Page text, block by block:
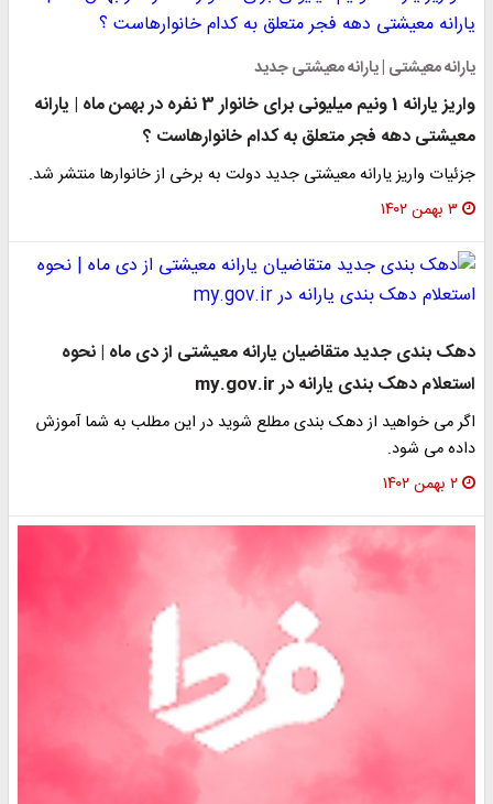
یارانه معیشتی | یارانه معیشتی جدید
واریز یارانه 1 ونیم میلیونی برای خانوار 3 نفره در بهمن ماه | یارانه
معیشتی دهه فجر متعلق به کدام خانوارهاست ؟
جزئیات واریز یارانه معیشتی جدید دولت به برخی از خانوارها منتشر شد.
۳ بهمن ۱۴۰۲
دهک بندی جدید متقاضیان یارانه معیشتی از دی ماه | نحوه
استعلام دهک بندی یارانه در my.gov.ir
اگر می خواهید از دهک بندی مطلع شوید در این مطلب به شما آموزش
داده می شود.
۲ بهمن ۱۴۰۲